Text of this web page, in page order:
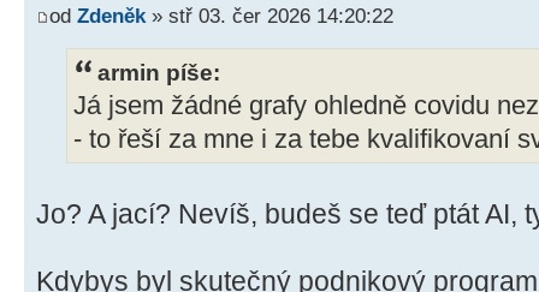
od Zdeněk » stř 03. čer 2026 14:20:22
armin píše:
Já jsem žádné grafy ohledně covidu
- to řeší za mne i za tebe kvalifikovaní
Jo? A jací? Nevíš, budeš se teď ptát AI,
Kdybys byl skutečný podnikový